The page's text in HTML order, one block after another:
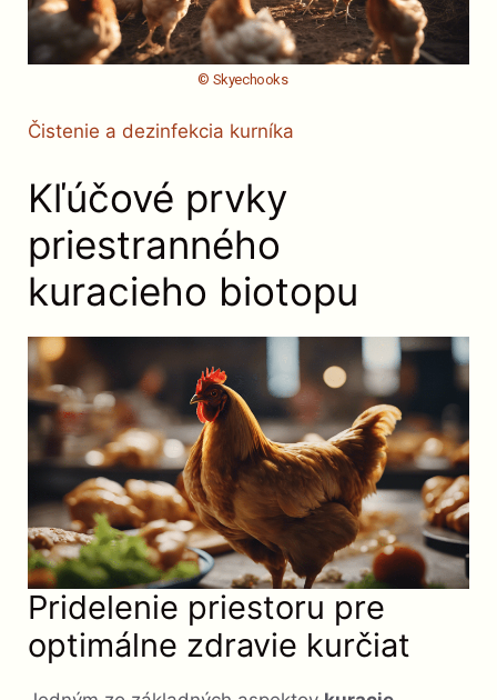
© Skyechooks
Čistenie a dezinfekcia kurníka
Kľúčové prvky
priestranného
kuracieho biotopu
Pridelenie priestoru pre
optimálne zdravie kurčiat